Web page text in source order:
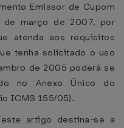
Emissor de Cupom
de março de 2007, por
atenda aos requisitos
tenha solicitado o uso
de 2005 poderá se
no Anexo Único do
ICMS 155/05).
artigo destina-se a